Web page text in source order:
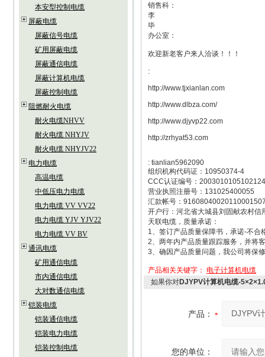
本安型控制电缆
屏蔽电缆
屏蔽信号电缆
矿用屏蔽电缆
屏蔽通信电缆
屏蔽计算机电缆
屏蔽控制电缆
阻燃耐火电缆
耐火电缆NHVV
耐火电缆 NHYJV
耐火电缆 NHYJV22
电力电缆
高温电缆
中低压电力电缆
电力电缆 VV VV22
电力电缆 YJV YJV22
电力电缆 VV BV
通讯电缆
矿用通信电缆
市内通信电缆
大对数通信电缆
铠装电缆
铠装通信电缆
铠装电力电缆
铠装控制电缆
销售科：
李
毕
办公室：
欢迎新老客户来人洽谈！！！
:
http://www.tjxianlan.com
http://www.dlbza.com/
http://www.djyvp22.com
http://zrhyat53.com
: tianlian5962090
组织机构代码证：10950374-4
CCC认证编号：2003010105102124
营业执照注册号：131025400055
汇款帐号：
开户行：河北省大城县刘固献农村信
天联电缆，质量承诺：
1、签订产品质量保障书，承诺-不合
2、两年内产品质量跟踪服务，并将
3、确因产品质量问题，我公司将保
产品相关关键字： 电子计算机电缆
如果你对DJYPV计算机电缆-
产品：
您的单位：